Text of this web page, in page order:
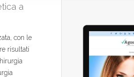
a
con le
risultati